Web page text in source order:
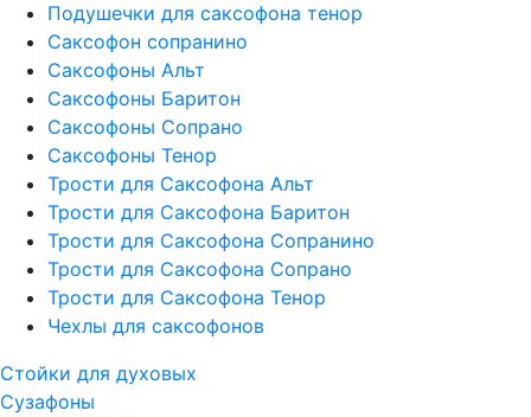
Подушечки для саксофона тенор
Саксофон сопранино
Саксофоны Альт
Саксофоны Баритон
Саксофоны Сопрано
Саксофоны Тенор
Трости для Саксофона Альт
Трости для Саксофона Баритон
Трости для Саксофона Сопранино
Трости для Саксофона Сопрано
Трости для Саксофона Тенор
Чехлы для саксофонов
Стойки для духовых
Сузафоны